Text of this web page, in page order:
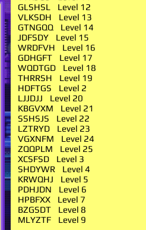
GLSHSL Level 12
VLKSDH Level 13
GTNGQQ Level 14
JDFSDY Level 15
WRDFVH Level 16
GDHGFT Level 17
WQDTGD Level 18
THRRSH Level 19
HDFTGS Level 2
LJJDJJ Level 20
KBGVXM Level 21
SSHSJS Level 22
LZTRYD Level 23
VGXNFM Level 24
ZQQPLM Level 25
XCSFSD Level 3
SHDYWR Level 4
KRWQHJ Level 5
PDHJDN Level 6
HPBFXX Level 7
BZGSDT Level 8
MLYZTF Level 9